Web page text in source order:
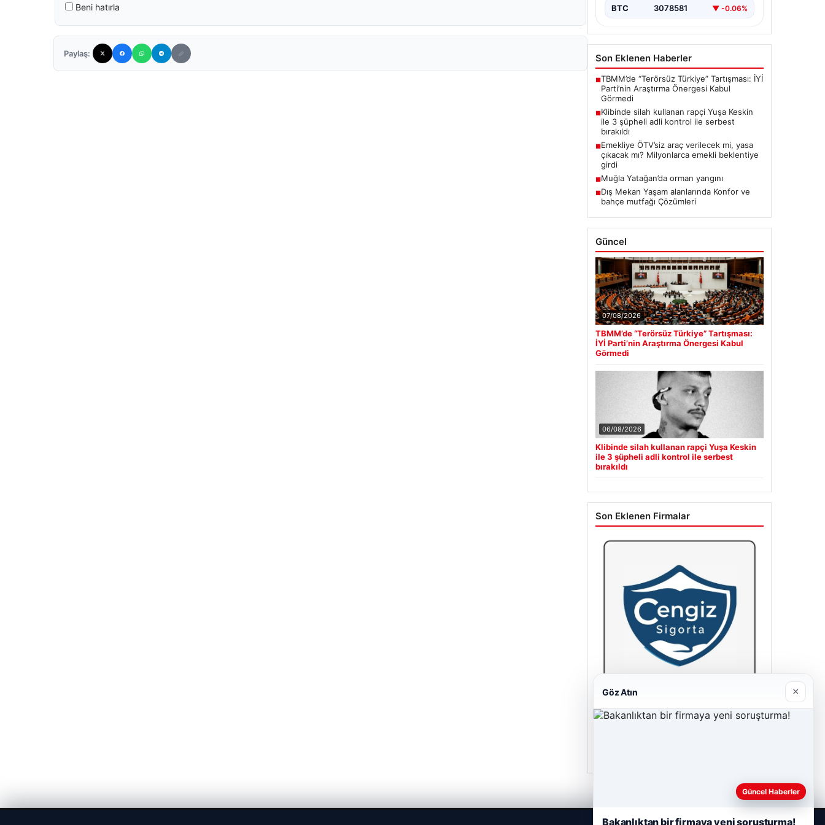
Beni hatırla
Paylaş:
BTC 3078581 ▼ -0.06%
Son Eklenen Haberler
■TBMM’de “Terörsüz Türkiye” Tartışması: İYİ
Parti’nin Araştırma Önergesi Kabul
Görmedi
■Klibinde silah kullanan rapçi Yuşa Keskin
ile 3 şüpheli adli kontrol ile serbest
bırakıldı
■Emekliye ÖTV’siz araç verilecek mi, yasa
çıkacak mı? Milyonlarca emekli beklentiye
girdi
■Muğla Yatağan’da orman yangını
■Dış Mekan Yaşam alanlarında Konfor ve
bahçe mutfağı Çözümleri
Güncel
07/08/2026
TBMM’de “Terörsüz Türkiye” Tartışması:
İYİ Parti’nin Araştırma Önergesi Kabul
Görmedi
06/08/2026
Klibinde silah kullanan rapçi Yuşa Keskin
ile 3 şüpheli adli kontrol ile serbest
bırakıldı
Son Eklenen Firmalar
Cengiz Sigorta
Göz Atın ×
Güncel Haberler
Bakanlıktan bir firmaya yeni soruşturma!